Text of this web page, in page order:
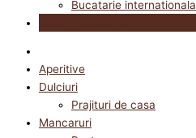
Bucatarie internationala
Aperitive
Dulciuri
Prajituri de casa
Mancaruri